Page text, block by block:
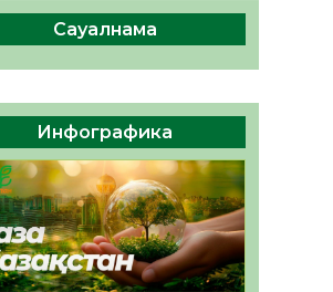
Рүстемұлы облыс
кеңесшісі болып
41 0
Сауалнама
Инфографика